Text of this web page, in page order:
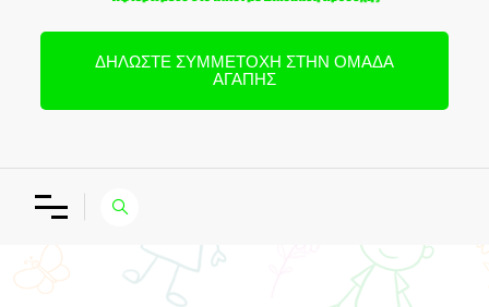
ΔΗΛΏΣΤΕ ΣΥΜΜΕΤΟΧΉ ΣΤΗΝ ΟΜΆΔΑ
ΑΓΆΠΗΣ